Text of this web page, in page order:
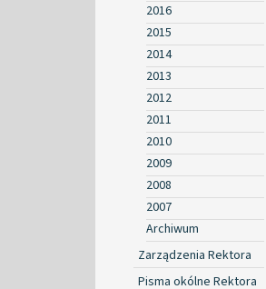
2016
2015
2014
2013
2012
2011
2010
2009
2008
2007
Archiwum
Zarządzenia Rektora
Pisma okólne Rektora